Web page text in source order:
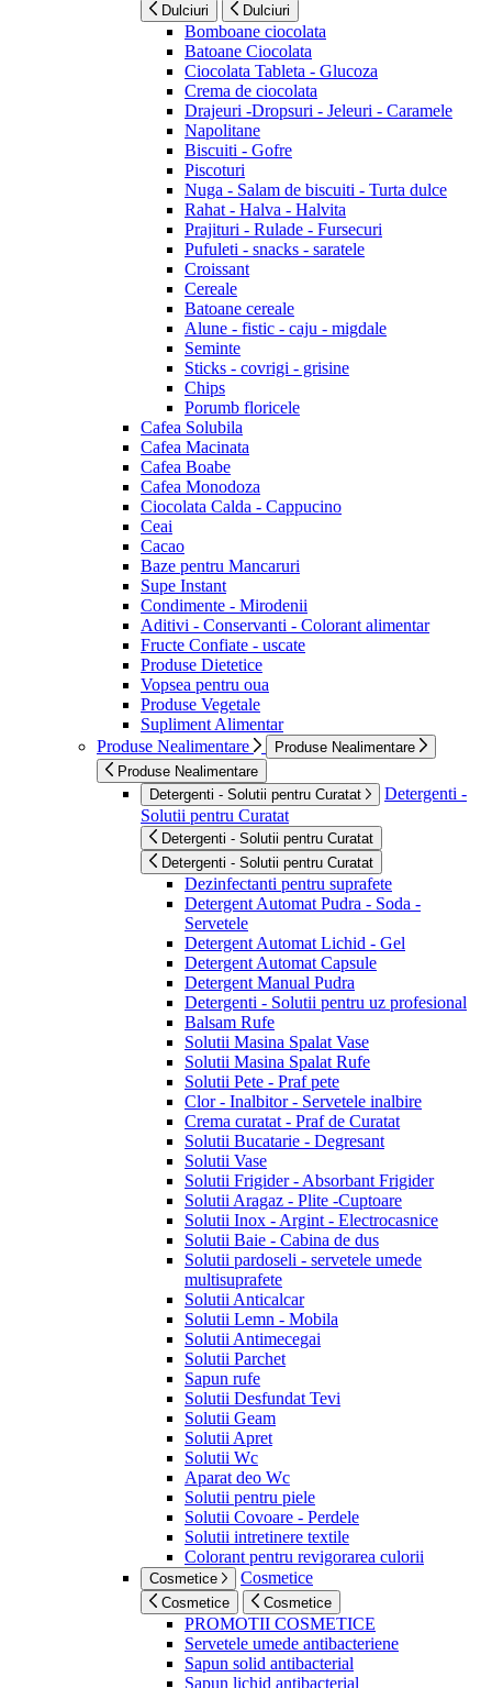
Dulciuri Dulciuri
Bomboane ciocolata
Batoane Ciocolata
Ciocolata Tableta - Glucoza
Crema de ciocolata
Drajeuri -Dropsuri - Jeleuri - Caramele
Napolitane
Biscuiti - Gofre
Piscoturi
Nuga - Salam de biscuiti - Turta dulce
Rahat - Halva - Halvita
Prajituri - Rulade - Fursecuri
Pufuleti - snacks - saratele
Croissant
Cereale
Batoane cereale
Alune - fistic - caju - migdale
Seminte
Sticks - covrigi - grisine
Chips
Porumb floricele
Cafea Solubila
Cafea Macinata
Cafea Boabe
Cafea Monodoza
Ciocolata Calda - Cappucino
Ceai
Cacao
Baze pentru Mancaruri
Supe Instant
Condimente - Mirodenii
Aditivi - Conservanti - Colorant alimentar
Fructe Confiate - uscate
Produse Dietetice
Vopsea pentru oua
Produse Vegetale
Supliment Alimentar
Produse Nealimentare
Produse Nealimentare
Produse Nealimentare
Detergenti - Solutii pentru Curatat
Detergenti -
Solutii pentru Curatat
Detergenti - Solutii pentru Curatat
Detergenti - Solutii pentru Curatat
Dezinfectanti pentru suprafete
Detergent Automat Pudra - Soda -
Servetele
Detergent Automat Lichid - Gel
Detergent Automat Capsule
Detergent Manual Pudra
Detergenti - Solutii pentru uz profesional
Balsam Rufe
Solutii Masina Spalat Vase
Solutii Masina Spalat Rufe
Solutii Pete - Praf pete
Clor - Inalbitor - Servetele inalbire
Crema curatat - Praf de Curatat
Solutii Bucatarie - Degresant
Solutii Vase
Solutii Frigider - Absorbant Frigider
Solutii Aragaz - Plite -Cuptoare
Solutii Inox - Argint - Electrocasnice
Solutii Baie - Cabina de dus
Solutii pardoseli - servetele umede
multisuprafete
Solutii Anticalcar
Solutii Lemn - Mobila
Solutii Antimecegai
Solutii Parchet
Sapun rufe
Solutii Desfundat Tevi
Solutii Geam
Solutii Apret
Solutii Wc
Aparat deo Wc
Solutii pentru piele
Solutii Covoare - Perdele
Solutii intretinere textile
Colorant pentru revigorarea culorii
Cosmetice Cosmetice
Cosmetice Cosmetice
PROMOTII COSMETICE
Servetele umede antibacteriene
Sapun solid antibacterial
Sapun lichid antibacterial